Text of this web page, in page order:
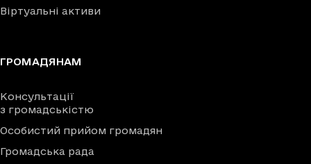
Віртуальні активи
ГРОМАДЯНАМ
Консультації
з громадськістю
Особистий прийом громадян
Громадська рада